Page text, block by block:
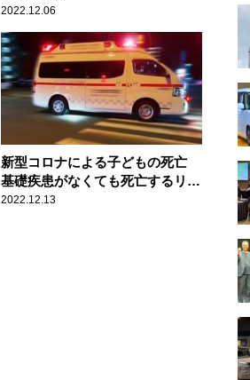
2022.12.06
新型コロナによる子どもの死亡
基礎疾患がなくても死亡するリス
クはある
2022.12.13